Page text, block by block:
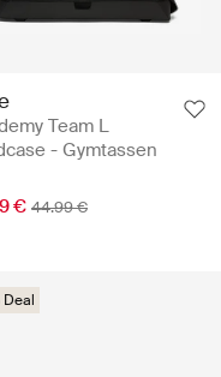
Team L
- Gymtassen
€ 44.99 €
Deal